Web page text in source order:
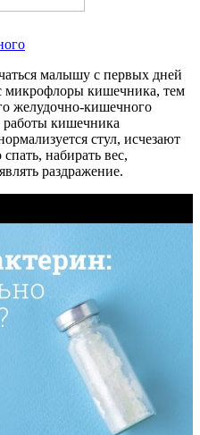
малышу с первых дней
микрофлоры кишечника, тем
желудочно-кишечного
работы кишечника
стул, исчезают
набирать вес,
раздражение.